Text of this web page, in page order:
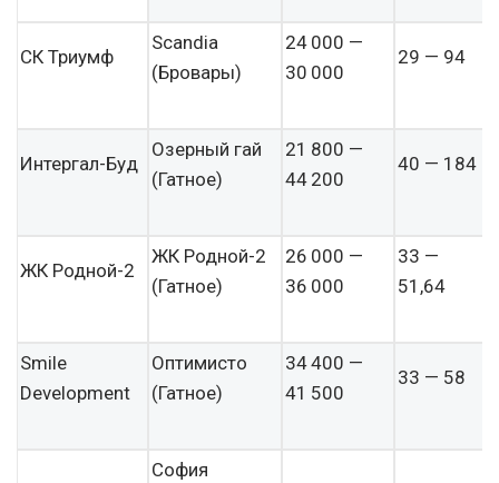
СК Триумф
Scandia
(Бровары)
24 000 —
30 000
29 — 94
Интергал-Буд
Озерный гай
(Гатное)
21 800 —
44 200
40 — 184
ЖК Родной-2
ЖК Родной-2
(Гатное)
26 000 —
36 000
33 —
51,64
Smile
Development
Оптимисто
(Гатное)
34 400 —
41 500
33 — 58
София